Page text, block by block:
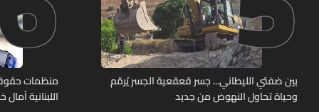
بين ضفتي الليطاني... جسر قعقعية الجسر يُرمّم
وحياة تحاول النهوض من جديد
منظمات
اللبنانية